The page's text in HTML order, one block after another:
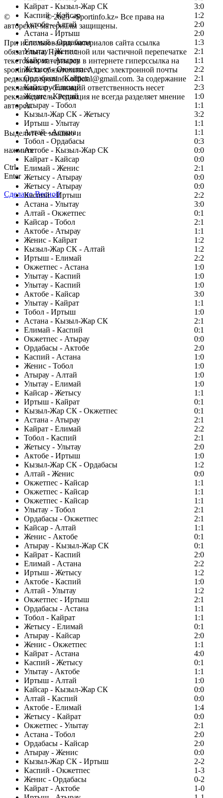
Кайрат - Кызыл-Жар СК
3:0
Каспий - Кайсар
1:2
Актобе - Алтай
2:0
Астана - Иртыш
2:0
Елимай - Ордабасы
1:3
Улытау - Женис
2:1
Кайрат - Атырау
1:1
Жетысу - Окжетпес
2:2
Ордабасы - Кайрат
2:1
Кайсар - Елимай
2:3
Женис - Каспий
1:0
Атырау - Тобол
1:1
Кызыл-Жар СК - Жетысу
3:2
Иртыш - Улытау
1:1
Алтай - Астана
1:1
Тобол - Ордабасы
0:3
Актобе - Кызыл-Жар СК
0:0
Кайрат - Кайсар
0:0
Елимай - Женис
2:1
Жетысу - Атырау
0:0
Жетысу - Атырау
0:0
Каспий - Иртыш
2:2
Астана - Улытау
3:0
Алтай - Окжетпес
0:1
Кайсар - Тобол
2:1
Актобе - Атырау
1:1
Женис - Кайрат
1:2
Кызыл-Жар СК - Алтай
1:2
Иртыш - Елимай
2:2
Окжетпес - Астана
1:0
Улытау - Каспий
1:0
Улытау - Каспий
1:0
Актобе - Кайсар
3:0
Улытау - Кайрат
1:1
Тобол - Иртыш
1:0
Астана - Кызыл-Жар СК
2:1
Елимай - Каспий
0:1
Окжетпес - Атырау
0:0
Ордабасы - Актобе
2:0
Каспий - Астана
1:0
Женис - Тобол
1:0
Атырау - Алтай
1:0
Улытау - Елимай
1:0
Кайсар - Жетысу
1:1
Иртыш - Кайрат
0:1
Кызыл-Жар СК - Окжетпес
0:1
Астана - Атырау
2:1
Кайрат - Елимай
2:2
Тобол - Каспий
2:1
Жетысу - Улытау
2:0
Актобе - Иртыш
1:0
Кызыл-Жар СК - Ордабасы
1:2
Алтай - Женис
0:0
Окжетпес - Кайсар
1:1
Окжетпес - Кайсар
1:1
Окжетпес - Кайсар
1:1
Улытау - Тобол
2:1
Ордабасы - Окжетпес
2:1
Кайсар - Алтай
1:1
Женис - Актобе
0:1
Атырау - Кызыл-Жар СК
0:1
Кайрат - Каспий
2:0
Елимай - Астана
2:2
Иртыш - Жетысу
1:2
Актобе - Каспий
1:0
Алтай - Улытау
1:2
Окжетпес - Иртыш
2:1
Ордабасы - Астана
1:1
Тобол - Кайрат
1:1
Жетысу - Елимай
0:1
Атырау - Кайсар
2:0
Женис - Окжетпес
1:1
Кайрат - Астана
4:0
Каспий - Жетысу
0:1
Улытау - Актобе
1:1
Иртыш - Алтай
1:0
Кайсар - Кызыл-Жар СК
0:0
Алтай - Каспий
0:0
Актобе - Елимай
1:4
Жетысу - Кайрат
0:0
Окжетпес - Улытау
2:1
Астана - Тобол
2:0
Ордабасы - Кайсар
2:0
Атырау - Женис
0:0
Кызыл-Жар СК - Иртыш
2-2
Каспий - Окжетпес
1-3
Женис - Ордабасы
0-2
Кайрат - Актобе
1-0
© Copyright© 2025 «Sportinfo.kz» Все права на
авторские материалы защищены.
При использовании материалов сайта ссылка
обязательна. При полной или частичной перепечатке
текстовых материалов в интернете гиперссылка на
sportinfo.kz обязательна. Адрес электронной почты
редакции: sportinfo.official@gmail.com. За содержание
рекламных публикаций ответственность несет
рекламодатель. Редакция не всегда разделяет мнение
авторов.
Заметили ошибку в тексте?
Выделите ее мышью и
нажмите
Ctrl
Enter
Сделано Весной